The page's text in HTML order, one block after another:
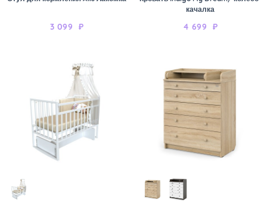
3 099 ₽
качалка
4 699 ₽